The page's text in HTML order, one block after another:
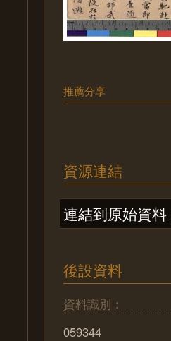
推薦分享
資源連結
連結到原始資料
後設資料
資料識別：
059344